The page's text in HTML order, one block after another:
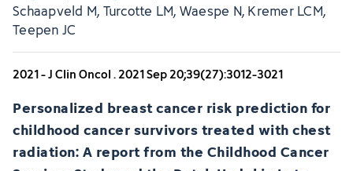
Schaapveld M, Turcotte LM, Waespe N, Kremer LCM,
Teepen JC
2021 - J Clin Oncol . 2021 Sep 20;39(27):3012-3021
Personalized breast cancer risk prediction for
childhood cancer survivors treated with chest
radiation: A report from the Childhood Cancer